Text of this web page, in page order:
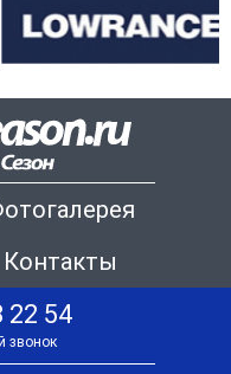
Контакты
22 54
звонок